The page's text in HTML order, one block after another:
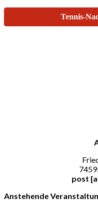
NeueTennis-
post
Anstehende